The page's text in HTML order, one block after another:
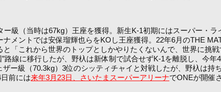
級（当時は67kg）王座を獲得。新生K-1初期にはスーパー・
メントでは安保瑠輝也らをKOし王座獲得。22年6月のTHE
「これから世界のトップとしかやりたくないんで、世界に挑
線に移行したが、野杁は新体制で試合せずK-1を離脱し、今年
ー級（70.3kg）3位のシッティチャイと対戦したが、野杁は持
前には来年3月23日、さいたまスーパーアリーナでONEが開催